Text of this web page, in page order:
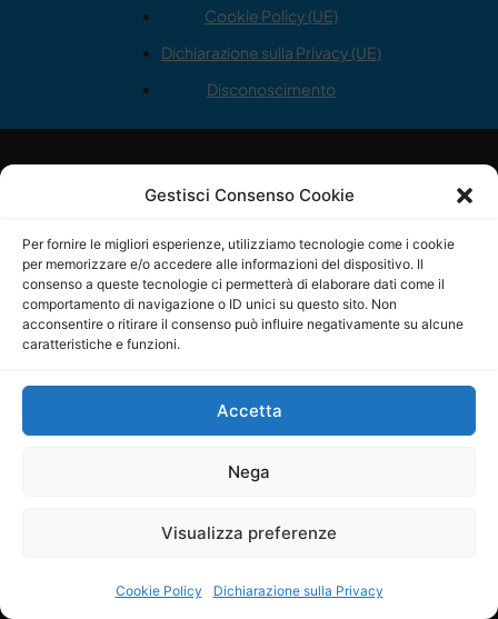
Gestisci Consenso Cookie
Per fornire le migliori esperienze, utilizziamo tecnologie come i cookie
per memorizzare e/o accedere alle informazioni del dispositivo. Il
consenso a queste tecnologie ci permetterà di elaborare dati come il
comportamento di navigazione o ID unici su questo sito. Non
acconsentire o ritirare il consenso può influire negativamente su alcune
caratteristiche e funzioni.
Accetta
Nega
Visualizza preferenze
Cookie Policy Dichiarazione sulla Privacy
Cookie Policy (UE)
Dichiarazione sulla Privacy (UE)
Disconoscimento
Copyright © ilSicilia | aut. Tribunale di Palermo n.11 del
29/09/2015
Editore: Mercurio Comunicazione Soc. Coop. A.R.L.
Direttore Editoriale: Maurizio Scaglione
Mercurio Comunicazione Società Cooperativa a r.l. è
numero 26988
Sito gestito daLa Digitale srl–info@ladigitale.it